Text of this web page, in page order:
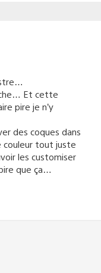
Et cette
pire je n’y
des coques dans
couleur tout juste
les customiser
que ça…